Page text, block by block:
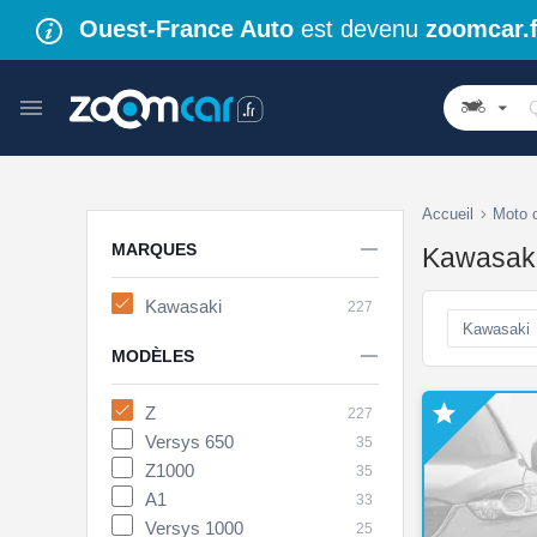
Ouest-France Auto est devenu
Accueil Moto
Kawasaki

MARQUES 
Kawasaki 227
MODÈLES 
Z 227
Versys 650 35
Z1000 35
A1 33
Versys 1000 25